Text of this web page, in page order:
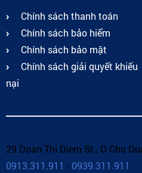
Chính sách thanh toán
Chính sách bảo hiểm
Chính sách bảo mật
Chính sách giải quyết khiếu
nại
29 Doan Thi Diem St., O Cho
0913.311.911 - 0939.311.911